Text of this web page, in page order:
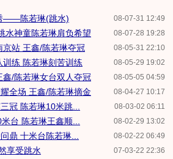
08-07-31 12:49
——陈若琳(跳水)
08-07-28 19:28
水神童陈若琳肩负希望
08-05-31 22:10
京站 王鑫/陈若琳夺冠
08-05-29 19:02
练 陈若琳刻苦训练
08-05-05 04:59
/陈若琳女台双人夺冠
08-04-27 10:17
全场 王鑫/陈若琳摘金
08-03-02 06:11
冠 陈若琳10米跳...
08-02-29 13:02
台 陈若琳王鑫顺...
08-02-22 06:49
鼎 十米台陈若琳...
07-03-22 22:36
享受跳水